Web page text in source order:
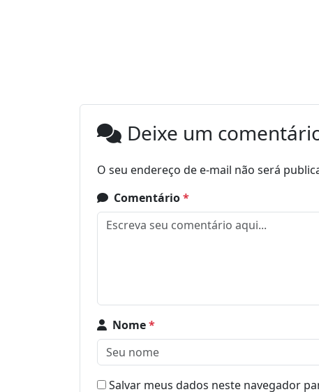
Deixe um
O seu endereço de e-mail não será
Comentário*
Nome*
Salvar meus dados neste navegador